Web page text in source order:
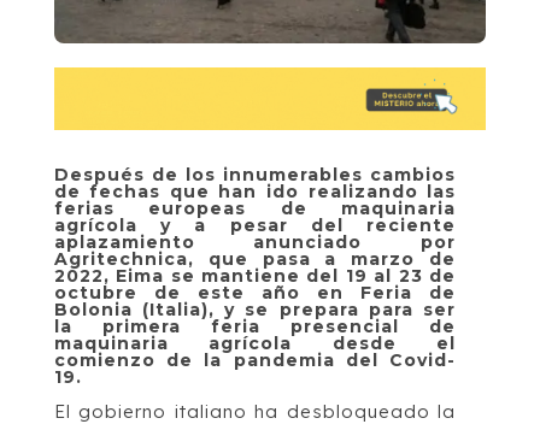
Después de los innumerables cambios
de fechas que han ido realizando las
ferias europeas de maquinaria
agrícola y a pesar del reciente
aplazamiento anunciado por
Agritechnica, que pasa a marzo de
2022, Eima se mantiene del 19 al 23 de
octubre de este año en Feria de
Bolonia (Italia), y se prepara para ser
la primera feria presencial de
maquinaria agrícola desde el
comienzo de la pandemia del Covid-
19.
El gobierno italiano ha desbloqueado la